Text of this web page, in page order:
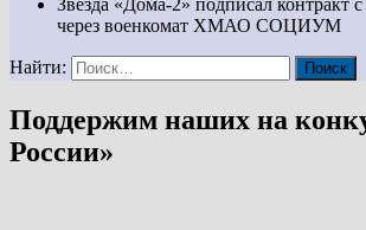
Звезда «Дома-2» подписал контракт
через военкомат ХМАО СОЦИУМ
Найти:
Поддержим наших на
России»